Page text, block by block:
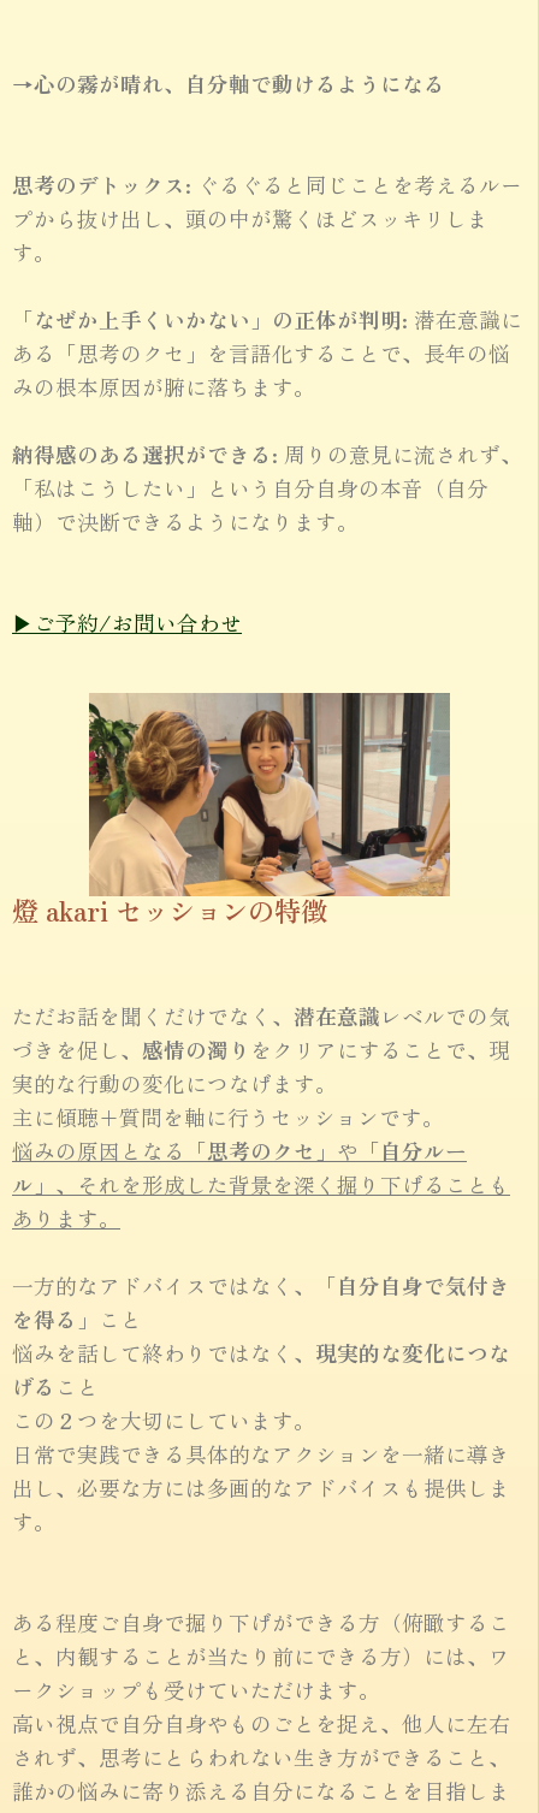
→心の霧が晴れ、自分軸で動けるようになる
思考のデトックス: ぐるぐると同じことを考えるルー
プから抜け出し、頭の中が驚くほどスッキリしま
す。
「なぜか上手くいかない」の正体が判明: 潜在意識に
ある「思考のクセ」を言語化することで、長年の悩
みの根本原因が腑に落ちます。
納得感のある選択ができる: 周りの意見に流されず、
「私はこうしたい」という自分自身の本音（自分
軸）で決断できるようになります。
▶︎ご予約/お問い合わせ
燈 akari セッションの特徴
ただお話を聞くだけでなく、 潜在意識レベルでの気
づきを促し、 感情の濁り をクリアにすることで、現
実的な行動の変化につなげます。
主に傾聴+質問を軸に行うセッションです。
悩みの原因となる 「思考のクセ」 や 「自分ルー
ル」 、それを形成した背景を深く掘り下げることも
あります。
一方的なアドバイスではなく、
「自分自身で気付き
を得る」 こと
悩みを話して終わりではなく、 現実的な変化につな
げる こと
この２つを大切にしています。
日常で実践できる具体的なアクションを一緒に導き
出し、必要な方には多画的なアドバイスも提供しま
す。
ある程度ご自身で掘り下げができる方（俯瞰するこ
と、内観することが当たり前にできる方）には、ワ
ークショップも受けていただけます。
高い視点で自分自身やものごとを捉え、他人に左右
されず、思考にとらわれない生き方ができること、
誰かの悩みに寄り添える自分になることを目指しま